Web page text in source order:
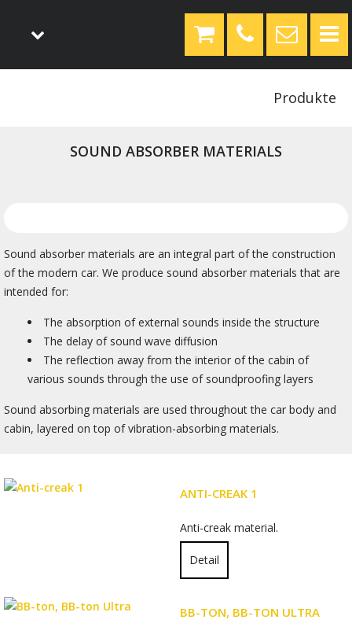
Produkte
SOUND ABSORBER MATERIALS
Sound absorber materials are an integral part of the construction
of the modern car. We produce sound absorber materials that are
intended for:
The absorption of external sounds inside the structure
The delay of sound wave diffusion
The reflection away from the interior of the cabin of
various sounds through the use of soundproofing layers
Sound absorbing materials are used throughout the car body and
cabin, layered on top of vibration-absorbing materials.
ANTI-CREAK 1
Anti-creak material.
Detail
BB-TON, BB-TON ULTRA